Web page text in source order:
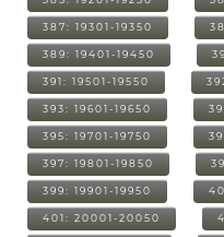
387: 19301-19350
389: 19401-19450
391: 19501-19550
393: 19601-19650
395: 19701-19750
397: 19801-19850
399: 19901-19950
401: 20001-20050